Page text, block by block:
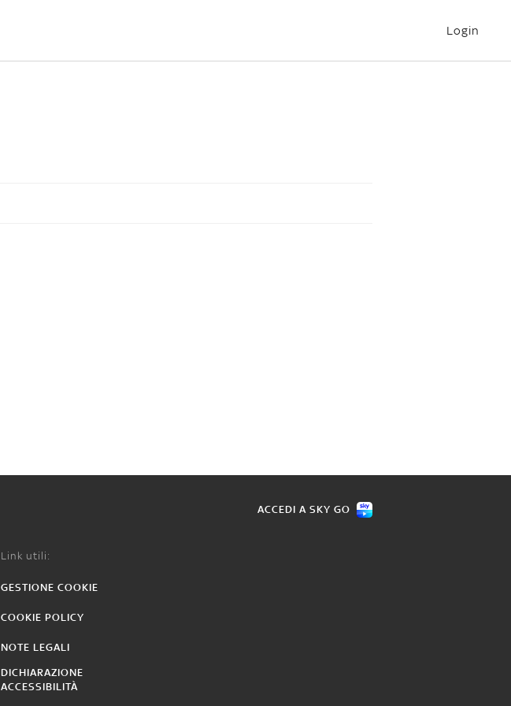
Login
ACCEDI A SKY GO
Link utili:
GESTIONE COOKIE
COOKIE POLICY
NOTE LEGALI
DICHIARAZIONE
ACCESSIBILITÀ